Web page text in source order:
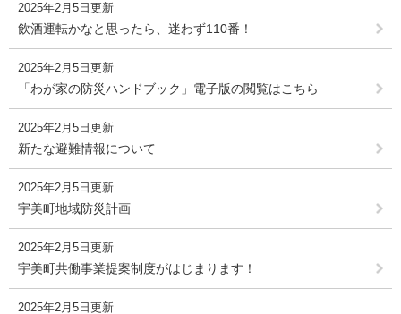
2025年2月5日更新
飲酒運転かなと思ったら、迷わず110番！
2025年2月5日更新
「わが家の防災ハンドブック」電子版の閲覧はこちら
2025年2月5日更新
新たな避難情報について
2025年2月5日更新
宇美町地域防災計画
2025年2月5日更新
宇美町共働事業提案制度がはじまります！
2025年2月5日更新